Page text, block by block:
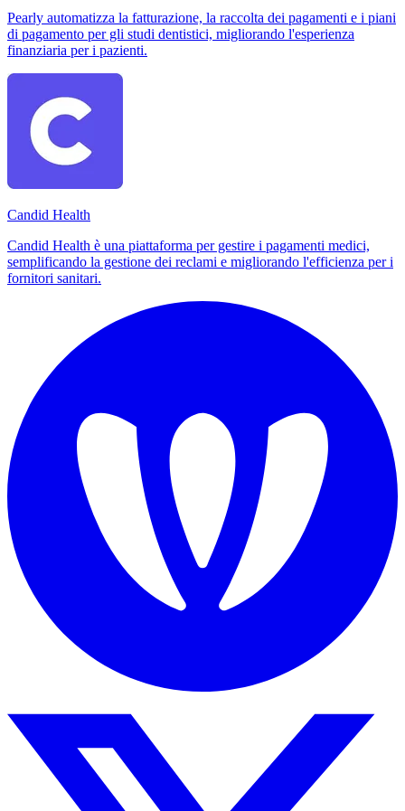
Pearly automatizza la fatturazione, la raccolta dei pagamenti e i piani
di pagamento per gli studi dentistici, migliorando l'esperienza
finanziaria per i pazienti.
Candid Health
Candid Health è una piattaforma per gestire i pagamenti medici,
semplificando la gestione dei reclami e migliorando l'efficienza per i
fornitori sanitari.